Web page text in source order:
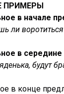
ПРИМЕРЫ
в начале
ли
в
будут
в конце